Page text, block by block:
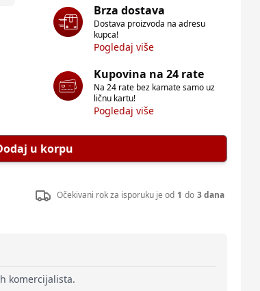
Brza dostava
Dostava proizvoda na adresu
kupca!
Pogledaj više
Kupovina na 24 rate
Na 24 rate bez kamate samo uz
ličnu kartu!
Pogledaj više
u korpu
Očekivani rok za isporuku je od 1 do 3 dana
komercijalista.